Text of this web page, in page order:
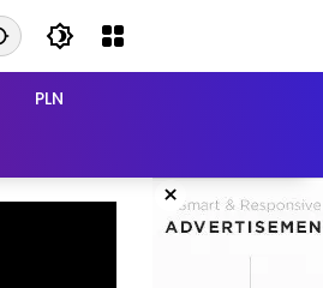
PLN
×